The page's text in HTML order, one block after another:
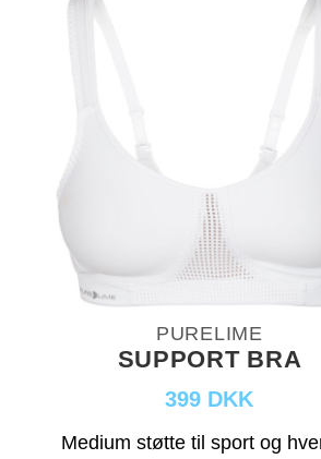
PURELIME
SUPPORT BRA
399 DKK
Medium støtte til sport og